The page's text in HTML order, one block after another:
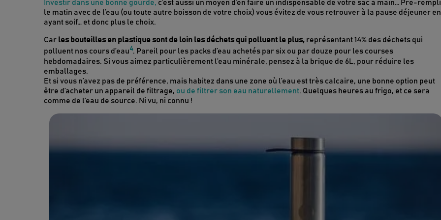
Investir dans une bonne gourde, c’est aussi un moyen d’en faire un indispensable de votre sac à main… Pré-
le matin avec de l’eau (ou toute autre boisson de votre choix) vous évitez de vous retrouver à la pause déjeuner en
ayant soif… et donc plus le choix.
Carles bouteilles en plastique sont de loin les déchets qui polluent le plus, représentant 14% des déchets qui
polluent nos cours d’eau4. Pareil pour les packs d’eau achetés par six ou par douze pour les courses
hebdomadaires. Si vous aimez particulièrement l’eau minérale, pensez à la brique de 6L, pour réduire les
emballages.
Et si vous n’avez pas de préférence, mais habitez dans une zone où l’eau est très calcaire, une bonne option peut
être d’acheter un appareil de filtrage, ou de filtrer son eau naturellement. Quelques heures au frigo, et ce sera
comme de l’eau de source. Ni vu, ni connu !